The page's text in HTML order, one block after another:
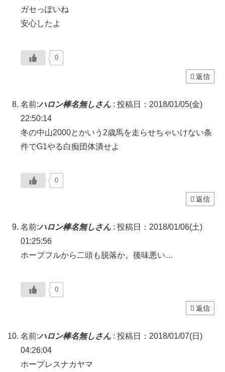
ガセっぽいね
安心したよ
0
返信
名前:ハロン棒名無しさん : 投稿日：2018/01/05(金)
22:50:14
冬の中山2000とかいう2歳馬を走らせちゃいけない条
件でG1やる白痴団体潰せよ
0
返信
名前:ハロン棒名無しさん : 投稿日：2018/01/06(土)
01:25:56
ホープフルから二頭も脱落か。後味悪い…
0
返信
名前:ハロン棒名無しさん : 投稿日：2018/01/07(日)
04:26:04
ホープレスナカヤマ